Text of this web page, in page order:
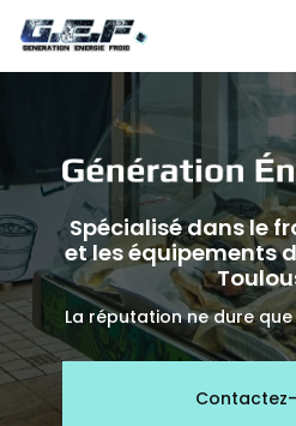
au
contenu
principal
Spécialisé dans le
et les équipements
La réputation ne dure